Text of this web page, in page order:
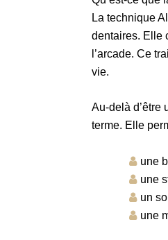
La technique
dentaires. Elle
l’arcade. Ce
vie.
Au-delà d’être
terme. Elle
une
une
un
une